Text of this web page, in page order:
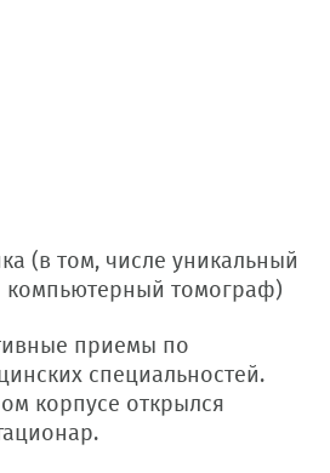
(в том, числе уникальный
компьютерный томограф)
приемы по
специальностей.
корпусе открылся
стационар.